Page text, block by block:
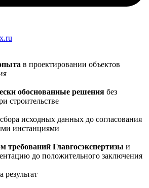
в проектировании объектов
обоснованные решения без
строительстве
исходных данных до согласования
инстанциями
требований Главгосэкспертизы и
до положительного заключения
результат